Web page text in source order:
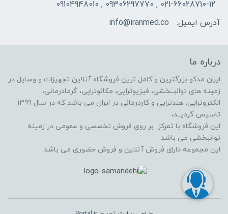
021-66028710-12 , 09306297770 , 09104948010
آدرس ایمیل:
info@iranmed.co
درباره ما
ایران مدکو بزرگترین و کامل ترین فروشگاه آنلاین تجهیزات و وسایل در
زمینه های توانبــخشی، فیزیوتراپی، مکانوتراپی، گرمادرمانی،
الکتروتراپی، هندتراپی و کاردرمانی در ایران می باشد که در سال 1399
تاسیس گردیــد،
این فروشگاه با تمرکز بر روی فروش تخصصی و عمومی در زمینه
توانبخشی می باشد .
این مجموعه دارای فروش آنلاین و فروش حضوری می باشد.